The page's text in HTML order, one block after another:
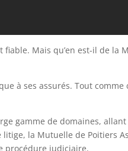
Mais qu’en est-il de la
à ses assurés. Tout comme
gamme de domaines,
la Mutuelle de Poitiers
procédure judiciaire.